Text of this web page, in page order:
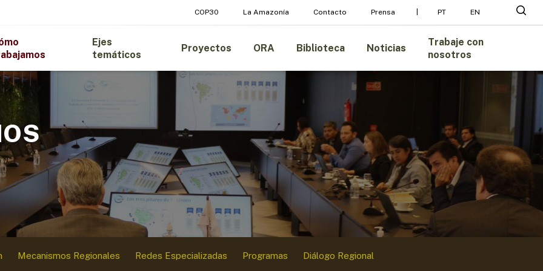
COP30 La Amazonía Contacto Prensa PT EN
Ejes
temáticos
Proyectos ORA Biblioteca Noticias
Trabaje con
nosotros
Mecanismos Regionales Redes Especializadas Programas Diálogo Regional
Menu